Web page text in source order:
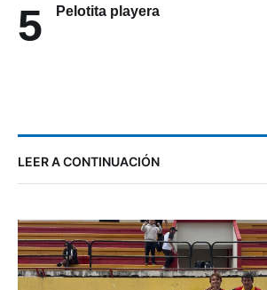
5 Pelotita playera
LEER A CONTINUACIÓN